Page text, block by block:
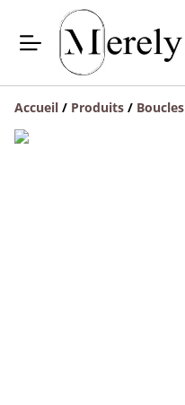
Accueil / Produits /